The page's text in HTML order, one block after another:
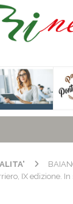
IX edizione.